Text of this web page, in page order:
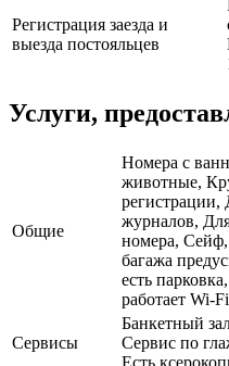
Регистрация заезда и
выезда постояльцев
Услуги,
Общие
Номера с
животные,
регистрации,
журналов,
номера,
багажа
есть
работает Wi-Fi
Сервисы
Банкетный
Сервис по